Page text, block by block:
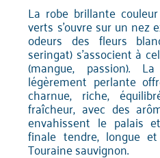
La robe brillante
verts s'ouvre sur un nez
odeurs des fleurs
seringat) s'associent à
(mangue, passion).
légèrement perlante
charnue, riche,
fraîcheur, avec des
envahissent le palais
finale tendre, longue
Touraine sauvignon.